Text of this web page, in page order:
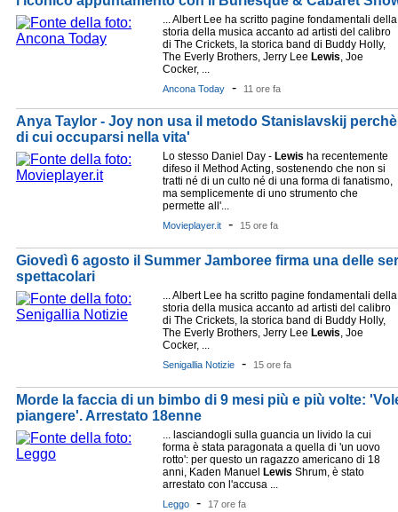
... Albert Lee ha scritto pagine fondamentali della
storia della musica accanto ad artisti del calibro
di The Crickets, la storica band di Buddy Holly,
The Everly Brothers, Jerry Lee Lewis, Joe
Cocker, ...
Ancona Today - 11 ore fa
Anya Taylor - Joy non usa il metodo Stanislavskij
di cui occuparsi nella vita'
Lo stesso Daniel Day - Lewis ha recentemente
difeso il Method Acting, sostenendo che non si
tratti né di un culto né di una forma di fanatismo,
ma semplicemente di uno strumento che
permette all'...
Movieplayer.it - 15 ore fa
Giovedì 6 agosto il Summer Jamboree firma una delle
spettacolari
... Albert Lee ha scritto pagine fondamentali della
storia della musica accanto ad artisti del calibro
di The Crickets, la storica band di Buddy Holly,
The Everly Brothers, Jerry Lee Lewis, Joe
Cocker, ...
Senigallia Notizie - 15 ore fa
Morde la faccia di un bimbo di 9 mesi più e più volte:
piangere'. Arrestato 18enne
... lasciandogli sulla guancia un livido la cui
forma è stata paragonata a quella di 'un uovo
rotto': per questo un ragazzo americano di 18
anni, Kaden Manuel
Lewis Shrum, è stato
arrestato con l'accusa ...
Leggo - 17 ore fa